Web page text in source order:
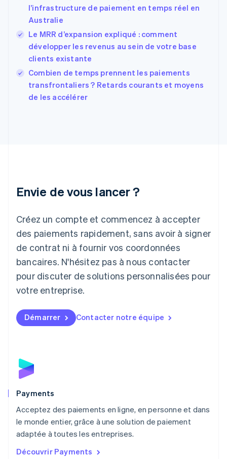
l’infrastructure de paiement en temps réel en
Australie
Le MRR d’expansion expliqué : comment
développer les revenus au sein de votre base
clients existante
Combien de temps prennent les paiements
transfrontaliers ? Retards courants et moyens
de les accélérer
Envie de vous lancer ?
Créez un compte et commencez à accepter
des paiements rapidement, sans avoir à signer
de contrat ni à fournir vos coordonnées
bancaires. N'hésitez pas à nous contacter
pour discuter de solutions personnalisées pour
votre entreprise.
Démarrer Contacter notre équipe
Payments
Acceptez des paiements en ligne, en personne et dans
le monde entier, grâce à une solution de paiement
adaptée à toutes les entreprises.
Découvrir Payments
English
États-Unis
EnglishEspañol
Finlande
English Svenska
Français English
Gibraltar
English
Grèce
Japon
Lettonie
English
Liechtenstein
DeutschEnglish
Lituanie
Luxembourg
FrançaisDeutschEnglish
English简体中文
Malte
Norvège
English
English
NederlandsEnglish
Pologne
English
PortuguêsEnglish